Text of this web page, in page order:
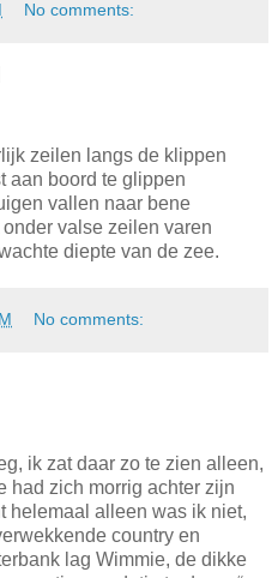
No comments:
zeilen langs de klippen
aan boord te glippen
vallen naar bene
valse zeilen varen
diepte van de zee.
No comments:
ik zat daar zo te zien alleen,
had zich morrig achter zijn
helemaal alleen was ik niet,
country en
lag Wimmie, de dikke